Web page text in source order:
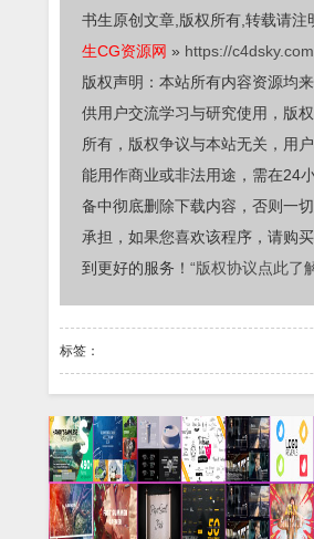
书生原创文章,版权所有,转载请注
生CG资源网 » https://
版权声明：本站所有内容资源均
供用户交流学习与研究使用，版
所有，版权争议与本站无关，用
能用作商业或非法用途，需在24
备中彻底删除下载内容，否则一
承担，如果您喜欢该程序，请购
到更好的服务！ “版权协议点此了
标签：